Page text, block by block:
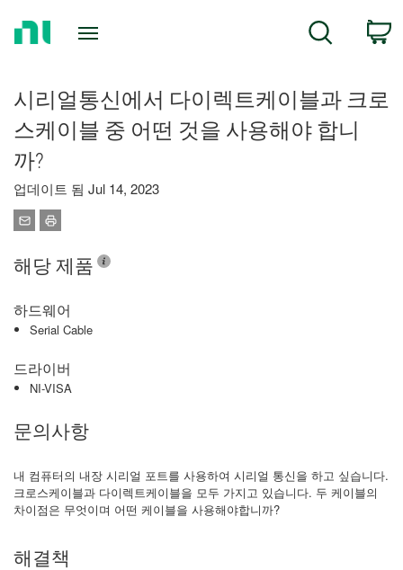
Search
시리얼통신에서 다이렉트케이블과 크로
스케이블 중 어떤 것을 사용해야 합니
까?
업데이트 됨 Jul 14, 2023
해당 제품
하드웨어
Serial Cable
드라이버
NI-VISA
문의사항
내 컴퓨터의 내장 시리얼 포트를 사용하여 시리얼 통신을 하고 싶습니다.
크로스케이블과 다이렉트케이블을 모두 가지고 있습니다. 두 케이블의
차이점은 무엇이며 어떤 케이블을 사용해야합니까?
해결책